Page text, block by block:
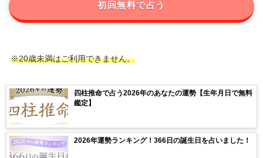
初回無料で占う
※20歳未満はご利用できません。
四柱推命で占う2026年のあなたの運勢【生年月日で無料
鑑定】
2026年運勢ランキング！366日の誕生日を占いました！